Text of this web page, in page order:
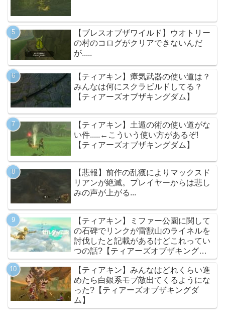
【ブレスオブザワイルド】ウオトリー
の村のコログがクリアできないんだ
が.....
【ティアキン】瘴気武器の使い道は？
みんなは何にスクラビルドしてる？
【ティアーズオブザキングダム】
【ティアキン】土遁の術の使い道がな
い件.....←こういう使い方があるぞ!
【ティアーズオブザキングダム】
【悲報】前作の乱獲によりマックスド
リアンが絶滅。プレイヤーからは悲し
みの声が上がる...
【ティアキン】ミファー公園に関して
の石碑でリンクが雷獣山のライネルを
討伐したと記載があるけどこれってい
つの話?【ティアーズオブザキングダ
ム】
【ティアキン】みんなはどれくらい進
めたら白銀系モブ敵出てくるようにな
った?【ティアーズオブザキングダ
ム】